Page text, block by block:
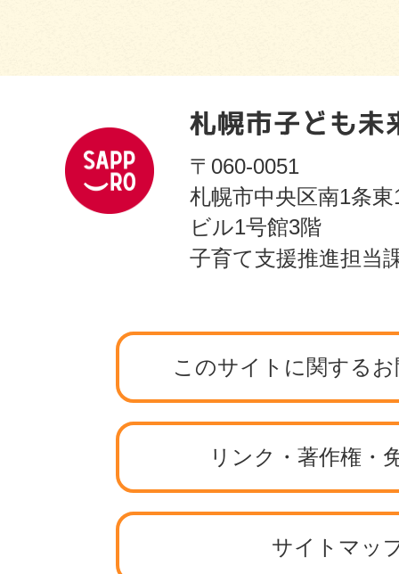
〒060-0051
札幌市中央区南1条
ビル1号館3階
子育て支援推進担当
このサイトに関する
リンク・著作権・
サイトマッ